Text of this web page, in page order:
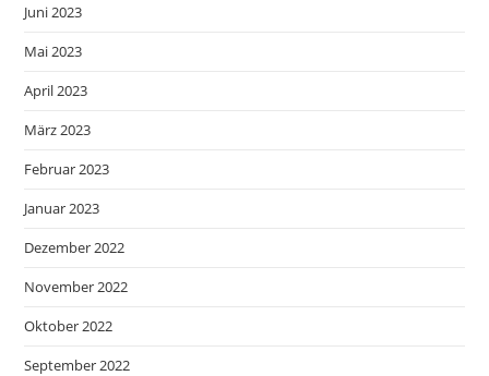
Juni 2023
Mai 2023
April 2023
März 2023
Februar 2023
Januar 2023
Dezember 2022
November 2022
Oktober 2022
September 2022